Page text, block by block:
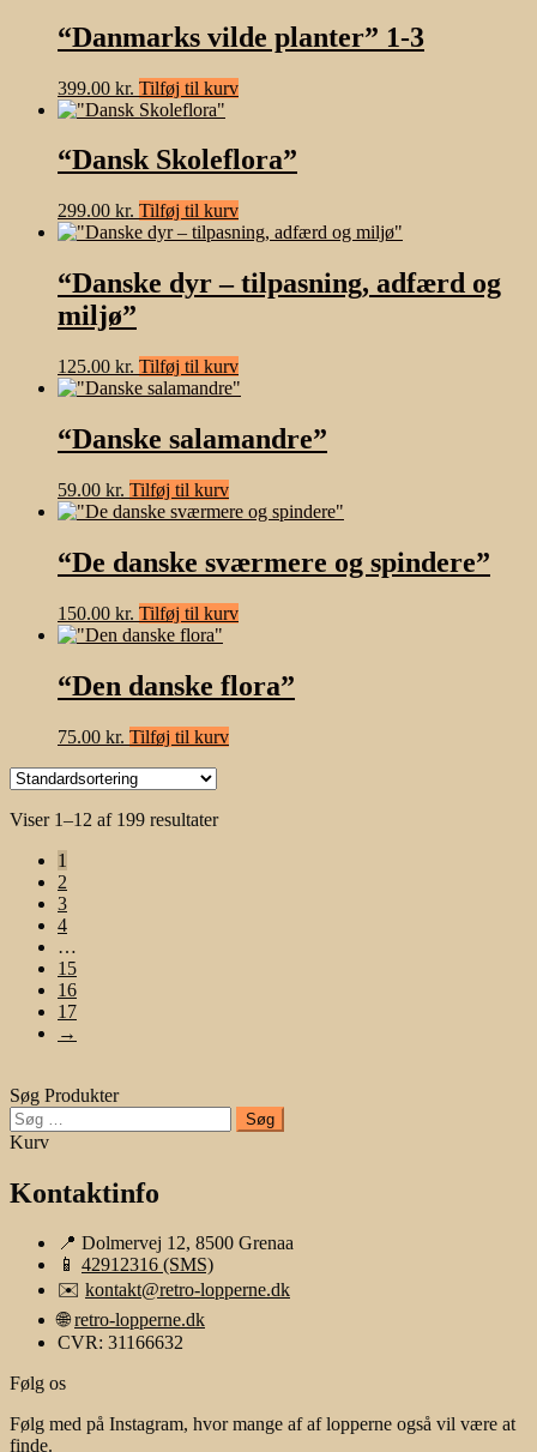
“Danmarks vilde planter” 1-3
399.00 kr. Tilføj til kurv
“Dansk Skoleflora”
299.00 kr. Tilføj til kurv
“Danske dyr – tilpasning, adfærd og
miljø”
125.00 kr. Tilføj til kurv
“Danske salamandre”
59.00 kr. Tilføj til kurv
“De danske sværmere og spindere”
150.00 kr. Tilføj til kurv
“Den danske flora”
75.00 kr. Tilføj til kurv
Viser 1–12 af 199 resultater
1
2
3
4
…
15
16
17
→
Søg Produkter
Søg
efter:
Kurv
Kontaktinfo
📍 Dolmervej 12, 8500 Grenaa
📱 42912316 (SMS)
✉️ kontakt@retro-lopperne.dk
🌐retro-lopperne.dk
CVR: 31166632
Følg os
Følg med på Instagram, hvor mange af af lopperne også vil være at
finde.